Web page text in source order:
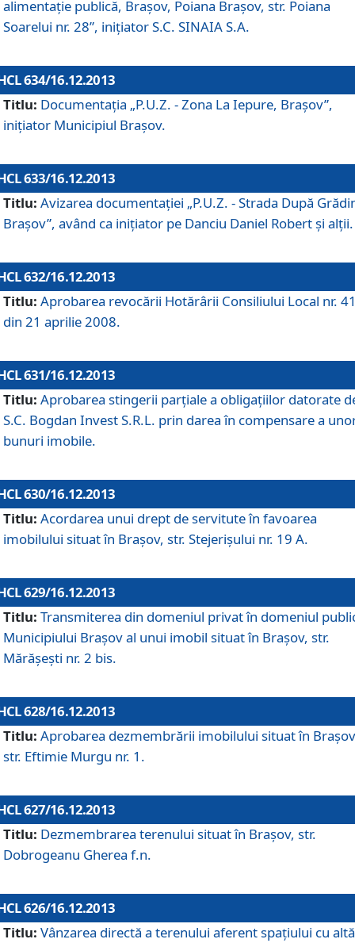
alimentaţie publică, Braşov, Poiana Braşov, str. Poiana
Soarelui nr. 28”, iniţiator S.C. SINAIA S.A.
634/16.12.2013
Titlu: Documentaţia „P.U.Z. - Zona La Iepure, Braşov”,
iniţiator Municipiul Braşov.
633/16.12.2013
Titlu: Avizarea documentaţiei „P.U.Z. - Strada După
Braşov”, având ca iniţiator pe Danciu Daniel Robert şi alţii.
632/16.12.2013
Titlu: Aprobarea revocării Hotărârii Consiliului Local nr.
din 21 aprilie 2008.
631/16.12.2013
Titlu: Aprobarea stingerii parţiale a obligaţiilor datorate
S.C. Bogdan Invest S.R.L. prin darea în compensare a
bunuri imobile.
630/16.12.2013
Titlu: Acordarea unui drept de servitute în favoarea
imobilului situat în Braşov, str. Stejerişului nr. 19 A.
629/16.12.2013
Titlu: Transmiterea din domeniul privat în domeniul
Municipiului Braşov al unui imobil situat în Braşov, str.
Mărăşeşti nr. 2 bis.
628/16.12.2013
Titlu: Aprobarea dezmembrării imobilului situat în
str. Eftimie Murgu nr. 1.
627/16.12.2013
Titlu: Dezmembrarea terenului situat în Braşov, str.
Dobrogeanu Gherea f.n.
626/16.12.2013
Titlu: Vânzarea directă a terenului aferent spaţiului cu altă